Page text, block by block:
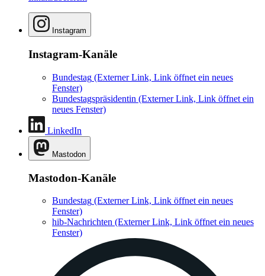
Instagram
Instagram-Kanäle
Bundestag (Externer Link, Link öffnet ein neues
Fenster)
Bundestagspräsidentin (Externer Link, Link öffnet ein
neues Fenster)
LinkedIn
Mastodon
Mastodon-Kanäle
Bundestag (Externer Link, Link öffnet ein neues
Fenster)
hib-Nachrichten (Externer Link, Link öffnet ein neues
Fenster)